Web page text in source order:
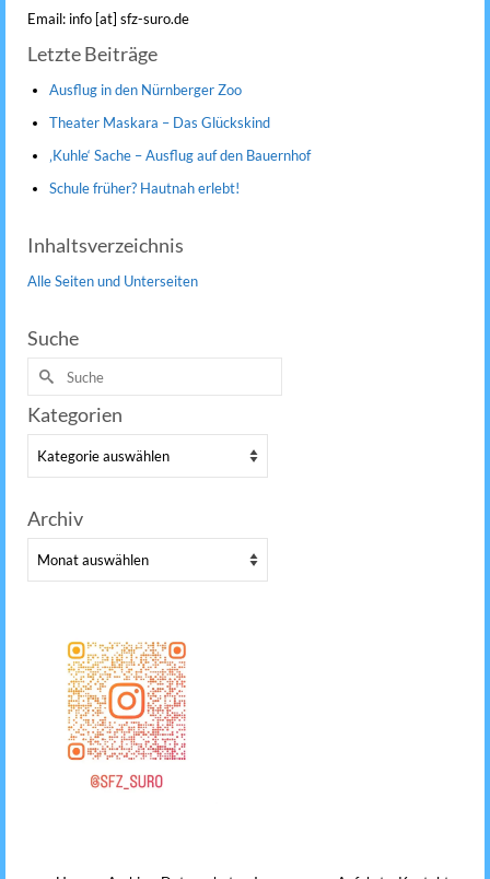
Email: info [at] sfz-suro.de
Letzte Beiträge
Ausflug in den Nürnberger Zoo
Theater Maskara – Das Glückskind
‚Kuhle‘ Sache – Ausflug auf den Bauernhof
Schule früher? Hautnah erlebt!
Inhaltsverzeichnis
Alle Seiten und Unterseiten
Suche
Suche
nach:
Kategorien
Kategorien
Archiv
Archiv